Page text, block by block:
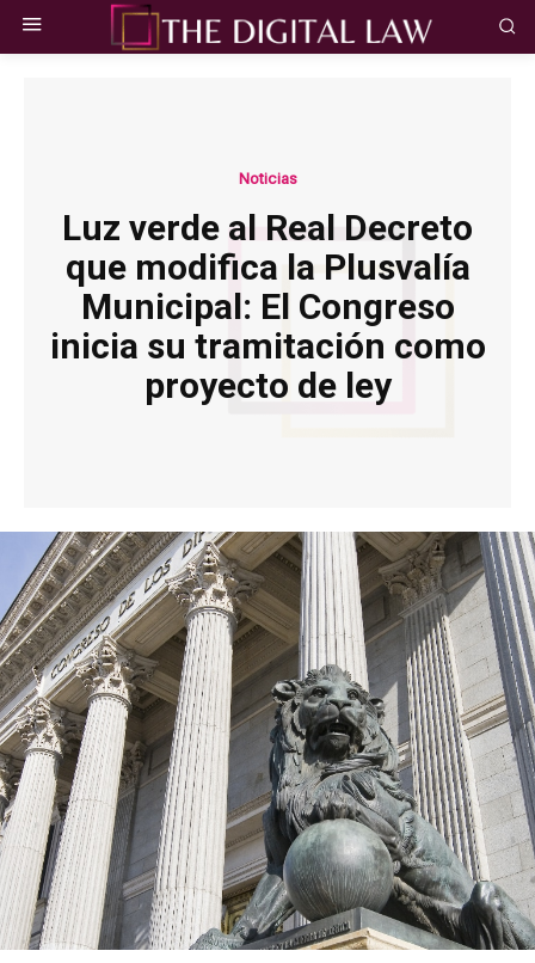
Noticias
Luz verde al Real Decreto
que modifica la Plusvalía
Municipal: El Congreso
inicia su tramitación como
proyecto de ley